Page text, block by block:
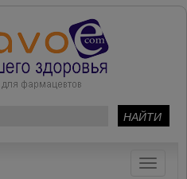
Toggle